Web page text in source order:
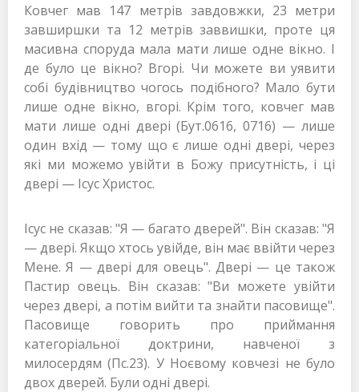
Ковчег мав 147 метрів завдовжки, 23 метри
завширшки та 12 метрів заввишки, проте ця
масивна споруда мала мати лише одне вікно. І
де було це вікно? Вгорі. Чи можете ви уявити
собі будівництво чогось подібного? Мало бути
лише одне вікно, вгорі. Крім того, ковчег мав
мати лише одні двері (Бут.0616, 0716) — лише
один вхід — тому що є лише одні двері, через
які ми можемо увійти в Божу присутність, і ці
двері — Ісус Христос.
Ісус не сказав: "Я — багато дверей". Він сказав: "Я
— двері. Якщо хтось увійде, він має ввійти через
Мене. Я — двері для овець". Двері — це також
Пастир овець. Він сказав: "Ви можете увійти
через двері, а потім вийти та знайти пасовище".
Пасовище говорить про приймання
категоріальної доктрини, навченої з
милосердям (Пс.23). У Ноєвому ковчезі не було
двох дверей. Були одні двері.